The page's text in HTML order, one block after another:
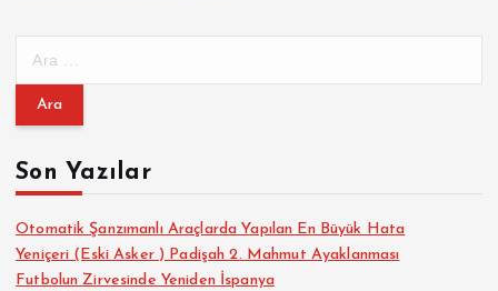
m
:Son Yazılar
Otomatik Şanzımanlı Araçlarda Yapılan En Büyük Hata
Yeniçeri (Eski Asker ) Padişah 2. Mahmut Ayaklanması
Futbolun Zirvesinde Yeniden İspanya